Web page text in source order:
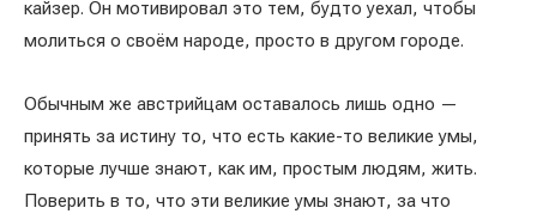
кайзер. Он мотивировал это тем, будто уехал, чтобы
молиться о своём народе, просто в другом городе.
Обычным же австрийцам оставалось лишь одно —
принять за истину то, что есть какие-то великие умы,
которые лучше знают, как им, простым людям, жить.
Поверить в то, что эти великие умы знают, за что